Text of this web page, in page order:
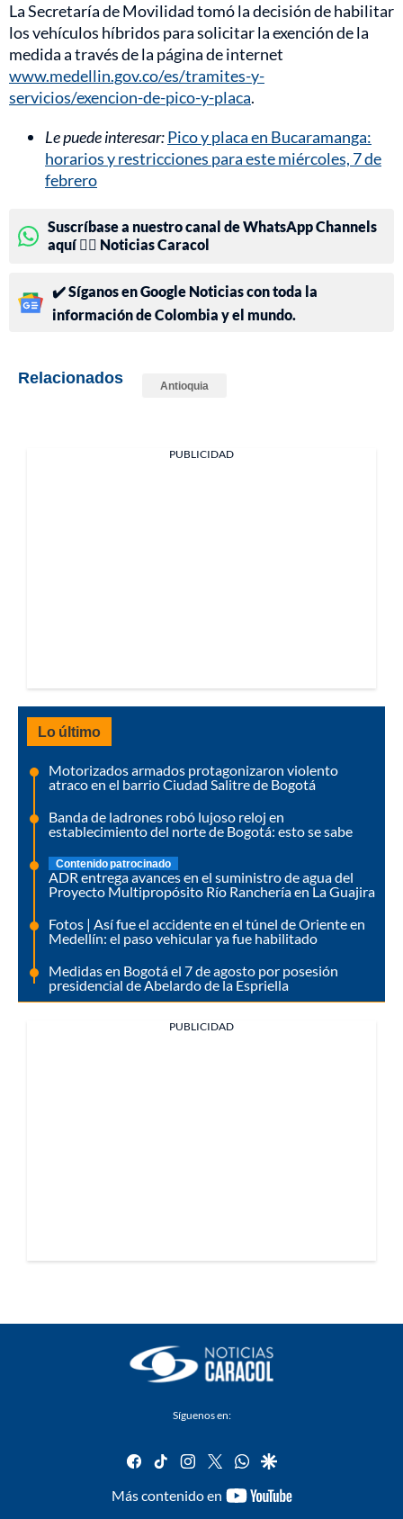
La Secretaría de Movilidad tomó la decisión de habilitar
los vehículos híbridos para solicitar la exención de la
medida a través de la página de internet
www.medellin.gov.co/es/tramites-y-
servicios/exencion-de-pico-y-placa.
Le puede interesar:Pico y placa en Bucaramanga:
horarios y restricciones para este miércoles, 7 de
febrero
Suscríbase a nuestro canal de WhatsApp Channels
aquí 👉🏻 Noticias Caracol
✔️ Síganos en Google Noticias con toda la
información de Colombia y el mundo.
Relacionados Antioquia
PUBLICIDAD
Lo último
Motorizados armados protagonizaron violento
atraco en el barrio Ciudad Salitre de Bogotá
Banda de ladrones robó lujoso reloj en
establecimiento del norte de Bogotá: esto se sabe
Contenido patrocinado
ADR entrega avances en el suministro de agua del
Proyecto Multipropósito Río Ranchería en La Guajira
Fotos | Así fue el accidente en el túnel de Oriente en
Medellín: el paso vehicular ya fue habilitado
Medidas en Bogotá el 7 de agosto por posesión
presidencial de Abelardo de la Espriella
PUBLICIDAD
Síguenos en:
facebook
tiktok instagram
twitterwhatsapp
google
Más contenido en
youtube-